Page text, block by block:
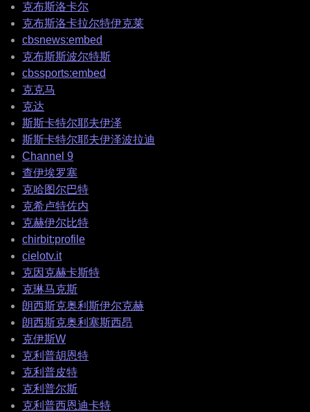
克布斯洛卡尔
克布斯洛卡拉尔特伊克莱
cbsnews:embed
克布斯斯波尔特斯
cbssports:embed
克克马
克达
斯斯卡特尔耶夫伊泽
斯斯卡特尔耶夫伊泽波拉迪
Channel 9
查伊埃罗塞
克哈图尔巴特
克希卢特佐内
克赫伊尔比特
chirbit:profile
cielotv.it
克因克赫卡斯特
克琳马克斯
朗西斯克奥利斯伊尔克赫
朗西斯克奥利塞斯西昂
克伊斯W
克利普胡恩特
克利普皮特
克利普尔斯
克利普西恩迪卡特